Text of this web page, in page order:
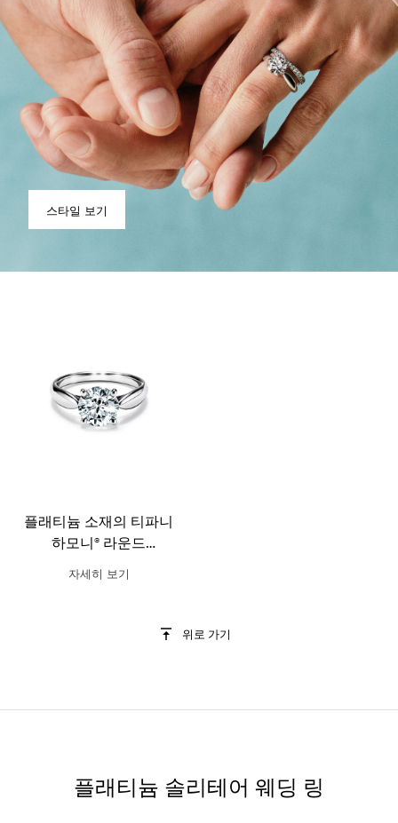
스타일 보기
플래티늄 소재의 티파니
하모니® 라운드
브릴리언트 웨딩 링
자세히 보기
위로 가기
플래티늄 솔리테어 웨딩 링